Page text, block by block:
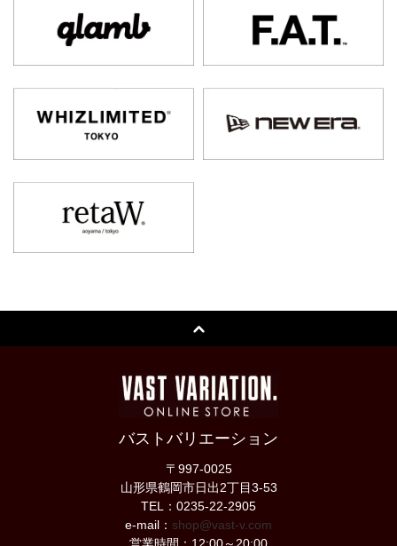
バストバリエーション
〒997-0025
山形県鶴岡市日出2丁目3-53
TEL：0235-22-2905
e-mail： shop@vast-v.com
営業時間：12:00～20:00